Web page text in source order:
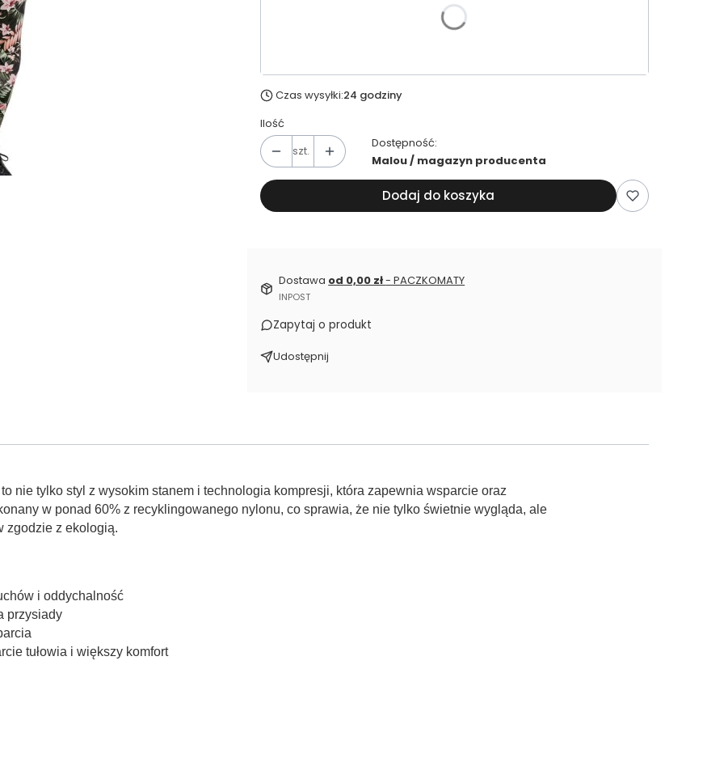
Czas wysyłki:24 godziny
Ilość
szt.
Dostępność:
Malou / magazyn producenta
Dodaj do koszyka
Dostawa od 0,00 zł- PACZKOMATY
INPOST
Zapytaj o produkt
Udostępnij
nie tylko styl z wysokim stanem i technologia kompresji, która zapewnia wsparcie oraz
w ponad 60% z recyklingowanego nylonu, co sprawia, że nie tylko świetnie wygląda, ale
zgodzie z ekologią.
i oddychalność
przysiady
tułowia i większy komfort